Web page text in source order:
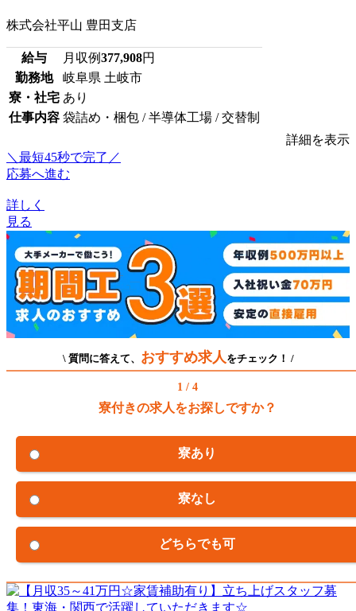
株式会社平山 豊田支店
給与 月収例377,908円
勤務地
岐阜県 土岐市
寮・社宅 あり
仕事内容 袋詰め・梱包 / 半導体工場 / 交替制
詳細を表示
＼最短45秒で完了／
応募へ進む
詳しく
見る
\ 質問に答えて、 おすすめ求人 をチェック！ /
1 / 4
寮付きの求人をお探しですか？
寮あり
寮なし
どちらでも可